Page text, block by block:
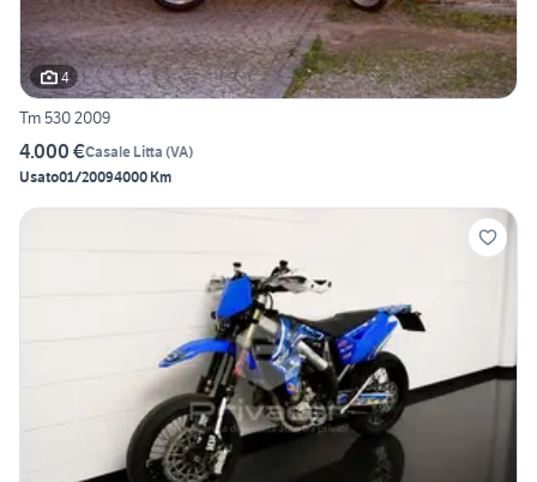
4
Tm 530 2009
4.000 €Casale Litta (VA)
Usato01/20094000 Km